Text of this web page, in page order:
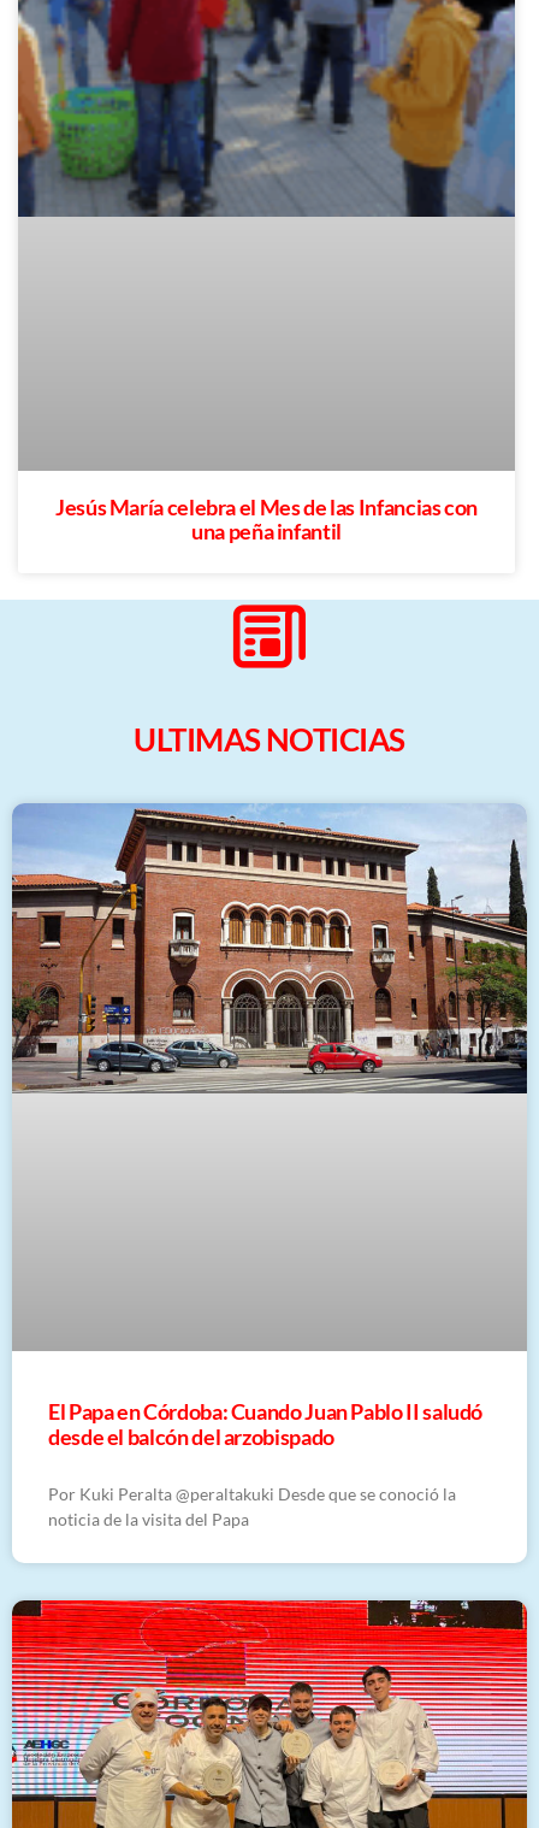
Jesús María celebra el Mes de las Infancias con
una peña infantil
ULTIMAS NOTICIAS
El Papa en Córdoba: Cuando Juan Pablo II saludó
desde el balcón del arzobispado
Por Kuki Peralta @peraltakuki Desde que se conoció la
noticia de la visita del Papa